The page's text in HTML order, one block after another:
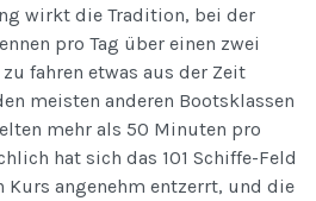
wirkt die Tradition, bei der
pro Tag über einen zwei
fahren etwas aus der Zeit
meisten anderen Bootsklassen
mehr als 50 Minuten pro
hat sich das 101 Schiffe-Feld
Kurs angenehm entzerrt, und die